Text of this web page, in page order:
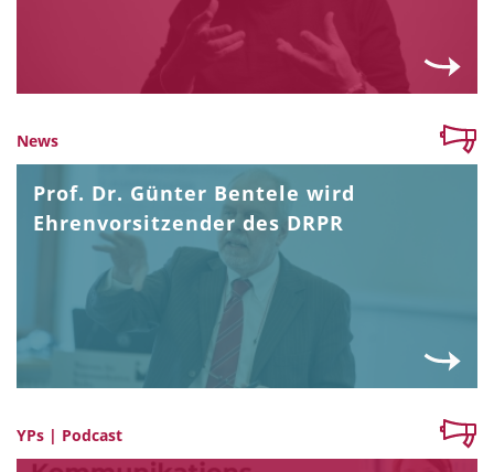
News
Prof. Dr. Günter Bentele wird
Ehrenvorsitzender des DRPR
YPs | Podcast